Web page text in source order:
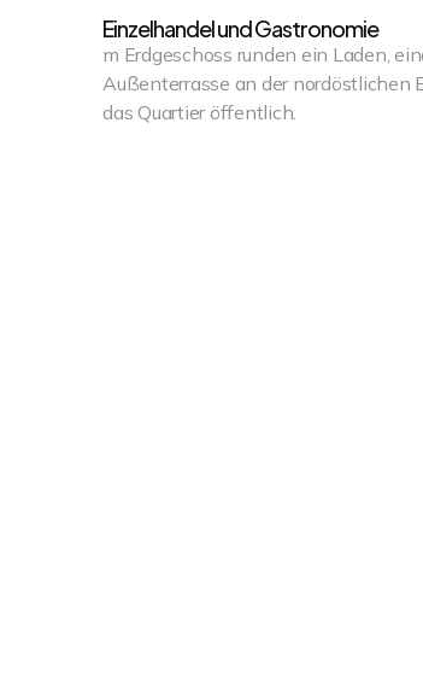
Einzelhandel und Gastronomie
m Erdgeschoss runden ein Laden,
Außenterrasse an der nordöstlichen
das Quartier öffentlich.